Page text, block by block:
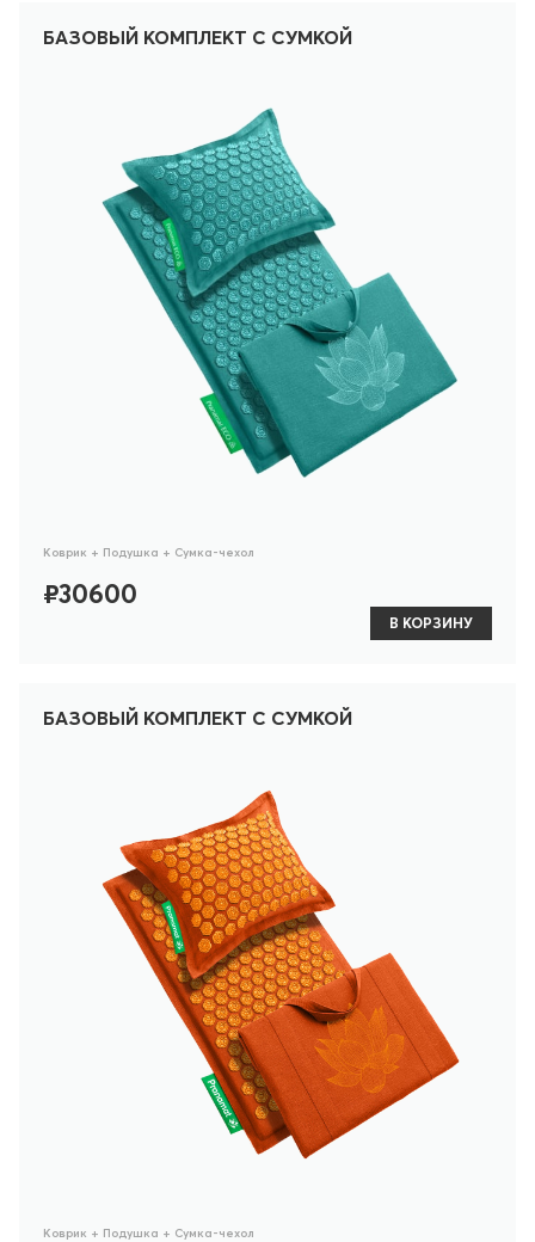
БАЗОВЫЙ КОМПЛЕКТ С СУМКОЙ
Коврик + Подушка + Сумка-чехол
₽30600
В КОРЗИНУ
БАЗОВЫЙ КОМПЛЕКТ С СУМКОЙ
Коврик + Подушка + Сумка-чехол